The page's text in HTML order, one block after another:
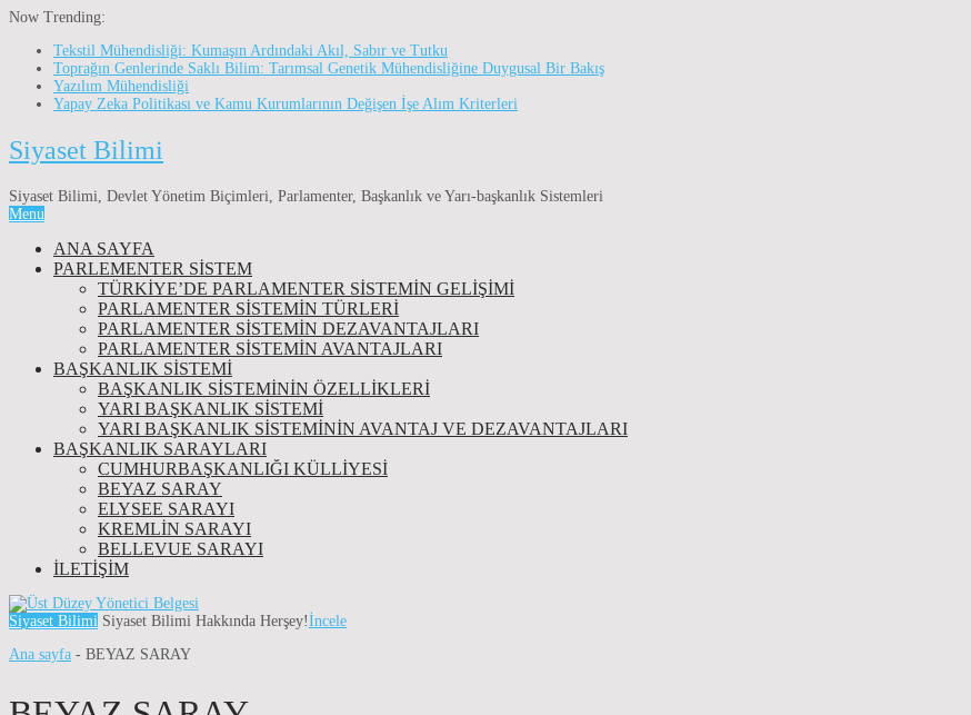
Now Trending:
Tekstil Mühendisliği: Kumaşın Ardındaki Akıl, Sabır ve Tutku
Toprağın Genlerinde Saklı Bilim: Tarımsal Genetik Mühendisliğine Duygusal Bir Bakış
Yazılım Mühendisliği
Yapay Zeka Politikası ve Kamu Kurumlarının Değişen İşe Alım Kriterleri
Siyaset Bilimi
Siyaset Bilimi, Devlet Yönetim Biçimleri, Parlamenter, Başkanlık ve Yarı-başkanlık Sistemleri
Menu
ANA SAYFA
PARLEMENTER SİSTEM
TÜRKIYE’DE PARLAMENTER SISTEMIN GELIŞIMI
PARLAMENTER SİSTEMİN TÜRLERİ
PARLAMENTER SİSTEMİN DEZAVANTAJLARI
PARLAMENTER SİSTEMİN AVANTAJLARI
BAŞKANLIK SİSTEMİ
BAŞKANLIK SISTEMININ ÖZELLIKLERI
YARI BAŞKANLIK SISTEMI
YARI BAŞKANLIK SISTEMININ AVANTAJ VE DEZAVANTAJLARI
BAŞKANLIK SARAYLARI
CUMHURBAŞKANLIĞI KÜLLİYESİ
BEYAZ SARAY
ELYSEE SARAYI
KREMLIN SARAYI
BELLEVUE SARAYI
İLETIŞIM
Siyaset Bilimi Siyaset Bilimi Hakkında Herşey!İncele
Ana sayfa - BEYAZ SARAY